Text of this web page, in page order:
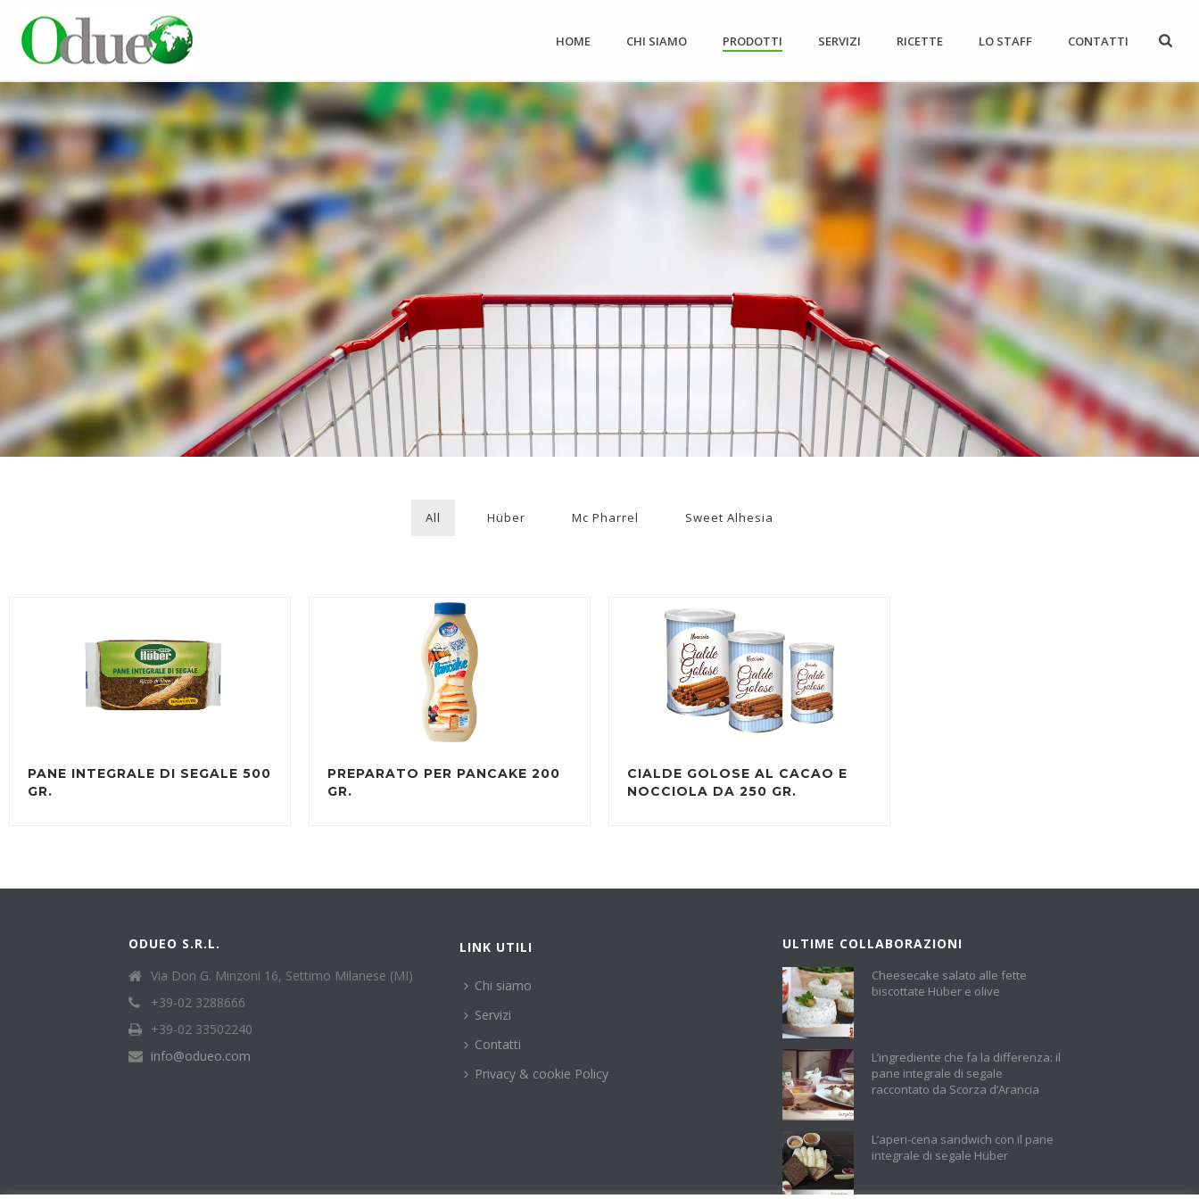
HOME CHI SIAMO PRODOTTI SERVIZI RICETTE LO STAFF CONTATTI
All Hüber Mc Pharrel Sweet Alhesia
PANE INTEGRALE DI SEGALE 500
GR.
PREPARATO PER PANCAKE 200
GR.
CIALDE GOLOSE AL CACAO E
NOCCIOLA DA 250 GR.
ODUEO S.R.L.
Via Don G. Minzoni 16, Settimo Milanese (MI)
+39-02 3288666
+39-02 33502240
info@odueo.com
LINK UTILI
Chi siamo
Servizi
Contatti
Privacy & cookie Policy
ULTIME COLLABORAZIONI
Cheesecake salato alle fette
biscottate Hüber e olive
L’ingrediente che fa la differenza: il
pane integrale di segale
raccontato da Scorza d’Arancia
L’aperi-cena sandwich con il pane
integrale di segale Hüber